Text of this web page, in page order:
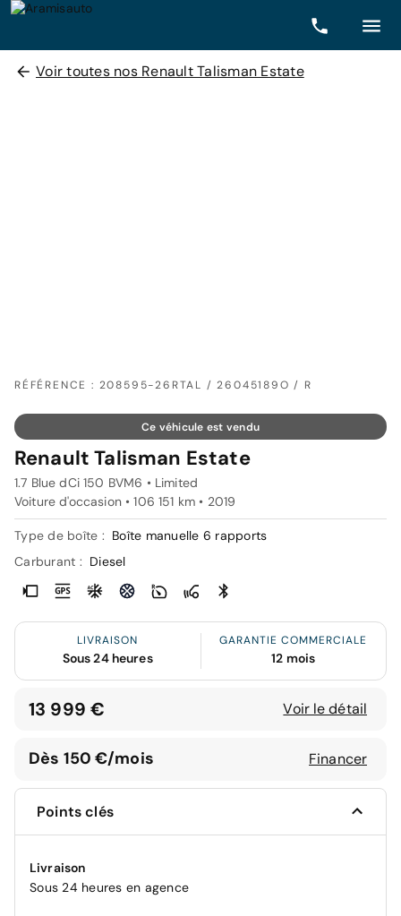
Voir toutes nos Renault Talisman Estate
RÉFÉRENCE : 208595-26RTAL / 26045189O / R
Ce véhicule est vendu
Renault Talisman Estate
1.7 Blue dCi 150 BVM6 • Limited
Voiture d'occasion • 106 151 km • 2019
Type de boîte : Boîte manuelle 6 rapports
Carburant : Diesel
LIVRAISON
Sous 24 heures
GARANTIE COMMERCIALE
12 mois
13 999 € Voir le détail
Dès 150 €/mois Financer
Points clés
Livraison
Sous 24 heures en agence